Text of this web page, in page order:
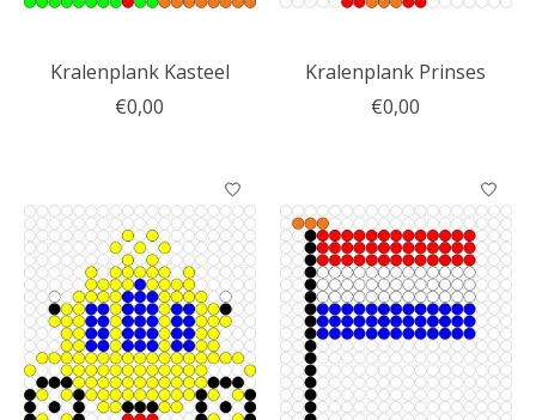
Kralenplank Kasteel
€0,00
Kralenplank Prinses
€0,00